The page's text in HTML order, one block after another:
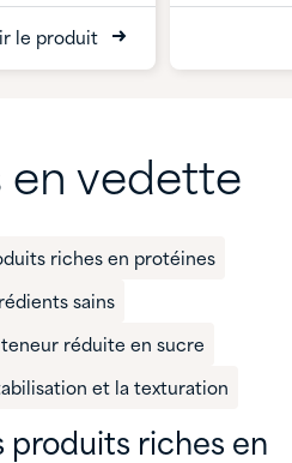
le produit
en vedette
riches en protéines
sains
réduite en sucre
et la texturation
produits riches en